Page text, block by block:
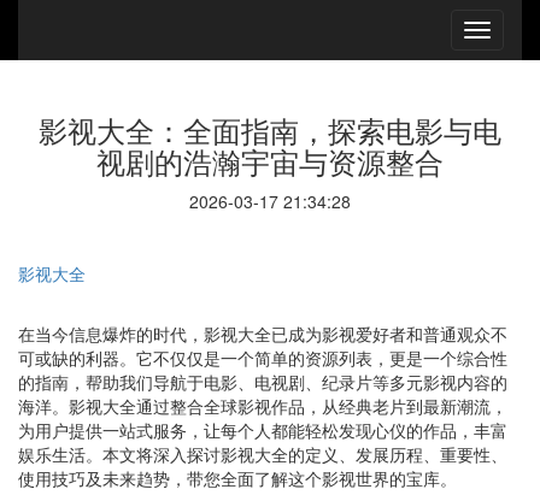
影视大全：全面指南，探索电影与电
视剧的浩瀚宇宙与资源整合
2026-03-17 21:34:28
影视大全
在当今信息爆炸的时代，影视大全已成为影视爱好者和普通观众不
可或缺的利器。它不仅仅是一个简单的资源列表，更是一个综合性
的指南，帮助我们导航于电影、电视剧、纪录片等多元影视内容的
海洋。影视大全通过整合全球影视作品，从经典老片到最新潮流，
为用户提供一站式服务，让每个人都能轻松发现心仪的作品，丰富
娱乐生活。本文将深入探讨影视大全的定义、发展历程、重要性、
使用技巧及未来趋势，带您全面了解这个影视世界的宝库。